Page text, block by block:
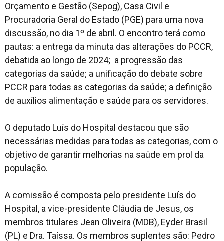
Orçamento e Gestão (Sepog), Casa Civil e
Procuradoria Geral do Estado (PGE) para uma nova
discussão, no dia 1º de abril. O encontro terá como
pautas: a entrega da minuta das alterações do PCCR,
debatida ao longo de 2024; a progressão das
categorias da saúde; a unificação do debate sobre
PCCR para todas as categorias da saúde; a definição
de auxílios alimentação e saúde para os servidores.
O deputado Luís do Hospital destacou que são
necessárias medidas para todas as categorias, com o
objetivo de garantir melhorias na saúde em prol da
população.
A comissão é composta pelo presidente Luís do
Hospital, a vice-presidente Cláudia de Jesus, os
membros titulares Jean Oliveira (MDB), Eyder Brasil
(PL) e Dra. Taíssa. Os membros suplentes são: Pedro